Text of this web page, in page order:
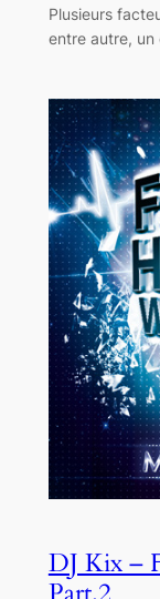
Plusieurs
entre autre,
DJ Kix –